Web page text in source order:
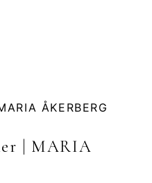
| MARIA